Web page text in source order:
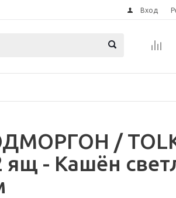
Вход
/
- Кашён